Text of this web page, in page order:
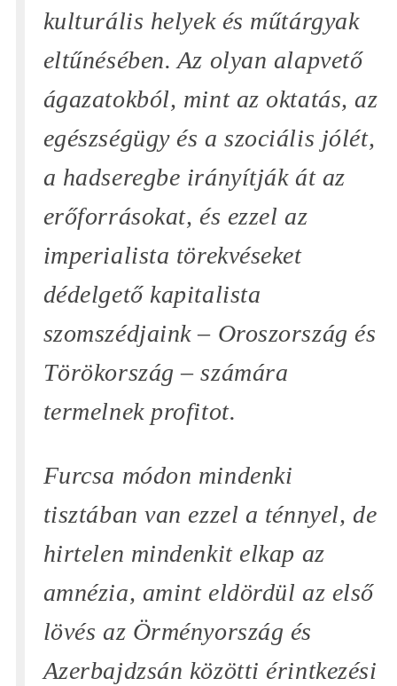
kulturális helyek és műtárgyak
eltűnésében. Az olyan alapvető
ágazatokból, mint az oktatás, az
egészségügy és a szociális jólét,
a hadseregbe irányítják át az
erőforrásokat, és ezzel az
imperialista törekvéseket
dédelgető kapitalista
szomszédjaink – Oroszország és
Törökország – számára
termelnek profitot.
Furcsa módon mindenki
tisztában van ezzel a ténnyel, de
hirtelen mindenkit elkap az
amnézia, amint eldördül az első
lövés az Örményország és
Azerbajdzsán közötti érintkezési